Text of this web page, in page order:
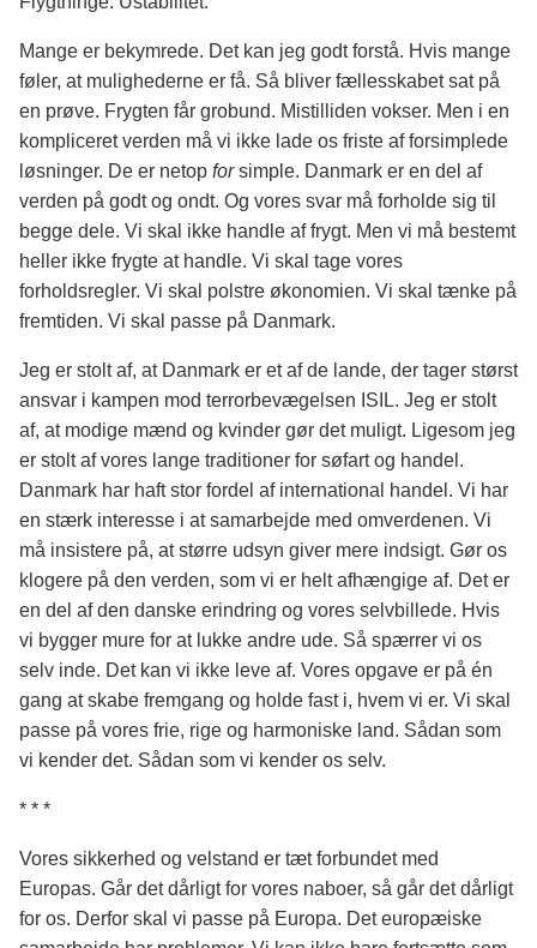
Mange er bekymrede. Det kan jeg godt forstå. Hvis mange
føler, at mulighederne er få. Så bliver fællesskabet sat på
en prøve. Frygten får grobund. Mistilliden vokser. Men i en
kompliceret verden må vi ikke lade os friste af forsimplede
løsninger. De er netop forsimple. Danmark er en del af
verden på godt og ondt. Og vores svar må forholde sig til
begge dele. Vi skal ikke handle af frygt. Men vi må bestemt
heller ikke frygte at handle. Vi skal tage vores
forholdsregler. Vi skal polstre økonomien. Vi skal tænke på
fremtiden. Vi skal passe på Danmark.
Jeg er stolt af, at Danmark er et af de lande, der tager størst
ansvar i kampen mod terrorbevægelsen ISIL. Jeg er stolt
af, at modige mænd og kvinder gør det muligt. Ligesom jeg
er stolt af vores lange traditioner for søfart og handel.
Danmark har haft stor fordel af international handel. Vi har
en stærk interesse i at samarbejde med omverdenen. Vi
må insistere på, at større udsyn giver mere indsigt. Gør os
klogere på den verden, som vi er helt afhængige af. Det er
en del af den danske erindring og vores selvbillede. Hvis
vi bygger mure for at lukke andre ude. Så spærrer vi os
selv inde. Det kan vi ikke leve af. Vores opgave er på én
gang at skabe fremgang og holde fast i, hvem vi er. Vi skal
passe på vores frie, rige og harmoniske land. Sådan som
vi kender det. Sådan som vi kender os selv.
* * *
Vores sikkerhed og velstand er tæt forbundet med
Europas. Går det dårligt for vores naboer, så går det dårligt
for os. Derfor skal vi passe på Europa. Det europæiske